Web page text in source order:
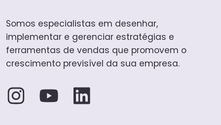
Somos especialistas em desenhar,
implementar e gerenciar estratégias e
ferramentas de vendas que promovem o
crescimento previsível da sua empresa.